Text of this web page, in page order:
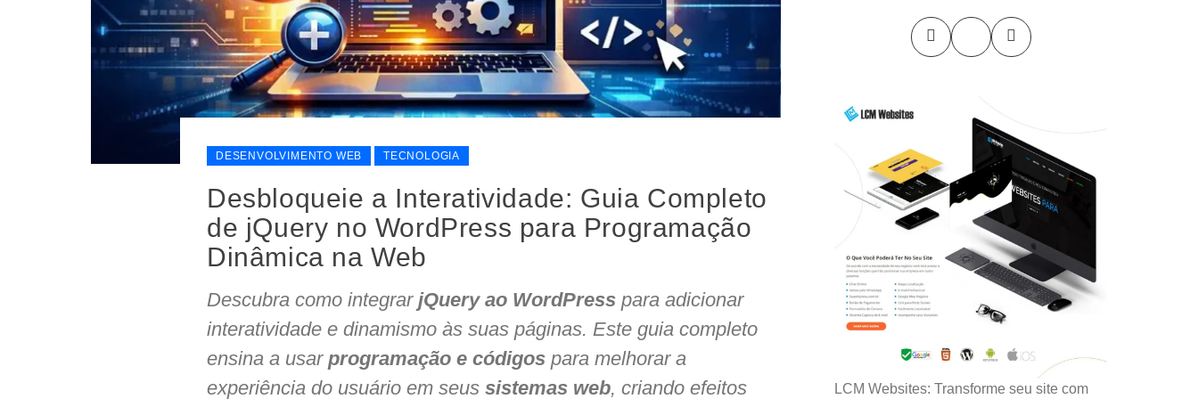
DESENVOLVIMENTO WEB TECNOLOGIA
Desbloqueie a Interatividade: Guia Completo
de jQuery no WordPress para Programação
Dinâmica na Web
Descubra como integrar jQuery ao WordPress para adicionar
interatividade e dinamismo às suas páginas. Este guia completo
ensina a usar programação e códigos para melhorar a
experiência do usuário em seus sistemas web, criando efeitos LCM Websites: Transforme seu site com